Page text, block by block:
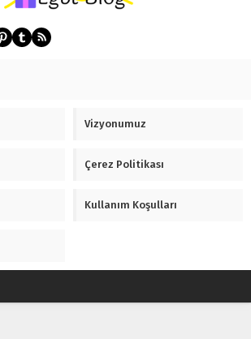
Vizyonumuz
Çerez Politikası
Kullanım Koşulları